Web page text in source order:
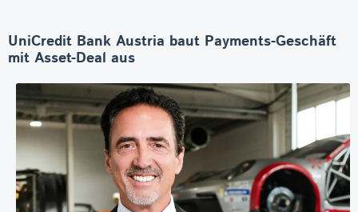
UniCredit Bank Austria baut Payments-Geschäft
mit Asset-Deal aus